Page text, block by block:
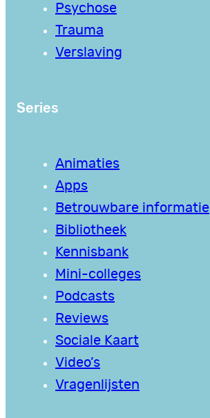
Psychose
Trauma
Verslaving
Series
Animaties
Apps
Betrouwbare informatie
Bibliotheek
Kennisbank
Mini-colleges
Podcasts
Reviews
Sociale Kaart
Video’s
Vragenlijsten